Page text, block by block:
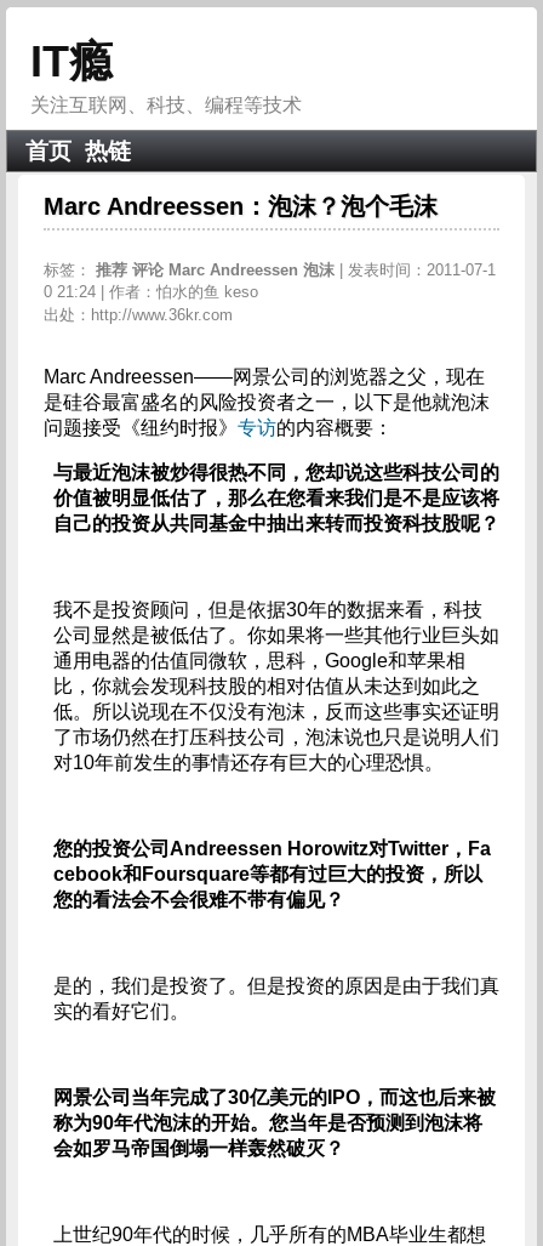
IT瘾
关注互联网、科技、编程等技术
首页 热链
Marc Andreessen：泡沫？泡个毛沫
标签： 推荐 评论 Marc Andreessen 泡沫
| 发表时间：2011-07-1
0 21:24 | 作者：怕水的鱼 keso
出处：http://www.36kr.com
Marc Andreessen——网景公司的浏览器之父，现在
是硅谷最富盛名的风险投资者之一，以下是他就泡沫
问题接受《纽约时报》 专访的内容概要：
与最近泡沫被炒得很热不同，您却说这些科技公司的
价值被明显低估了，那么在您看来我们是不是应该将
自己的投资从共同基金中抽出来转而投资科技股呢？
我不是投资顾问，但是依据30年的数据来看，科技
公司显然是被低估了。你如果将一些其他行业巨头如
通用电器的估值同微软，思科，Google和苹果相
比，你就会发现科技股的相对估值从未达到如此之
低。所以说现在不仅没有泡沫，反而这些事实还证明
了市场仍然在打压科技公司，泡沫说也只是说明人们
对10年前发生的事情还存有巨大的心理恐惧。
您的投资公司Andreessen Horowitz对Twitter，Fa
cebook和Foursquare等都有过巨大的投资，所以
您的看法会不会很难不带有偏见？
是的，我们是投资了。但是投资的原因是由于我们真
实的看好它们。
网景公司当年完成了30亿美元的IPO，而这也后来被
称为90年代泡沫的开始。您当年是否预测到泡沫将
会如罗马帝国倒塌一样轰然破灭？
上世纪90年代的时候，几乎所有的MBA毕业生都想